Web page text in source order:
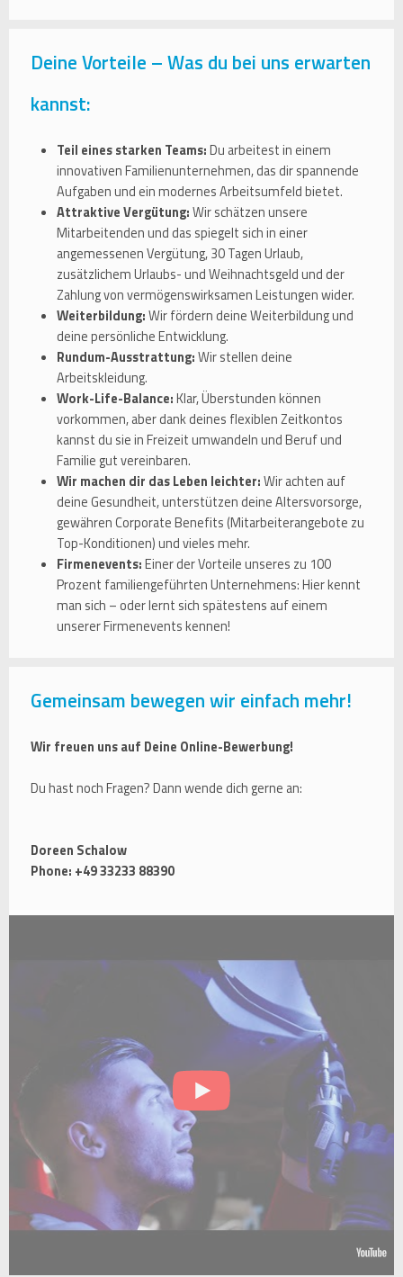
Deine Vorteile – Was du bei uns erwarten
kannst:
Teil eines starken Teams:Du arbeitest in einem
innovativen Familienunternehmen, das dir spannende
Aufgaben und ein modernes Arbeitsumfeld bietet.
Attraktive Vergütung:Wir schätzen unsere
Mitarbeitenden und das spiegelt sich in einer
angemessenen Vergütung, 30 Tagen Urlaub,
zusätzlichem Urlaubs- und Weihnachtsgeld und der
Zahlung von vermögenswirksamen Leistungen wider.
Weiterbildung:Wir fördern deine Weiterbildung und
deine persönliche Entwicklung.
Rundum-Ausstrattung:Wir stellen deine
Arbeitskleidung.
Work-Life-Balance:Klar, Überstunden können
vorkommen, aber dank deines flexiblen Zeitkontos
kannst du sie in Freizeit umwandeln und Beruf und
Familie gut vereinbaren.
Wir machen dir das Leben leichter:Wir achten auf
deine Gesundheit, unterstützen deine Altersvorsorge,
gewähren Corporate Benefits (Mitarbeiterangebote zu
Top-Konditionen) und vieles mehr.
Firmenevents:Einer der Vorteile unseres zu 100
Prozent familiengeführten Unternehmens: Hier kennt
man sich – oder lernt sich spätestens auf einem
unserer Firmenevents kennen!
Gemeinsam bewegen wir einfach mehr!
Wir freuen uns auf Deine Online-Bewerbung!
Du hast noch Fragen? Dann wende dich gerne an:
Doreen Schalow
Phone: +49 33233 88390